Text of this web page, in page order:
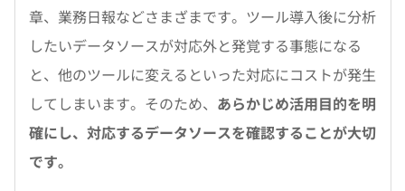
章、業務日報などさまざまです。ツール導入後に分析
したいデータソースが対応外と発覚する事態になる
と、他のツールに変えるといった対応にコストが発生
してしまいます。そのため、 あらかじめ活用目的を明
確にし、対応するデータソースを確認することが大切
です。